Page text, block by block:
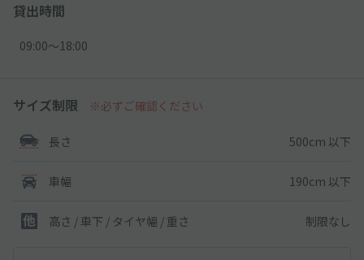
貸出時間
09:00〜18:00
サイズ制限 ※必ずご確認ください
長さ 500cm 以下
車幅 190cm 以下
高さ / 車下 / タイヤ幅 / 重さ 制限なし